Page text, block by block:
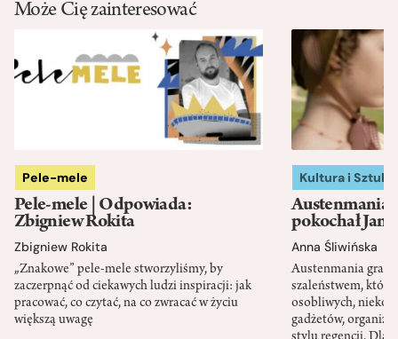
Może Cię zainteresować
Pele-mele
Pele-mele | Odpowiada:
Zbigniew Rokita
Zbigniew Rokita
„Znakowe” pele-mele stworzyliśmy, by
zaczerpnąć od ciekawych ludzi inspiracji: jak
pracować, co czytać, na co zwracać w życiu
większą uwagę
Kultura i Sztuka
Austenmania.
pokochał
Anna Śliwińska
Austenmania
szaleństwem, które
osobliwych,
gadżetów,